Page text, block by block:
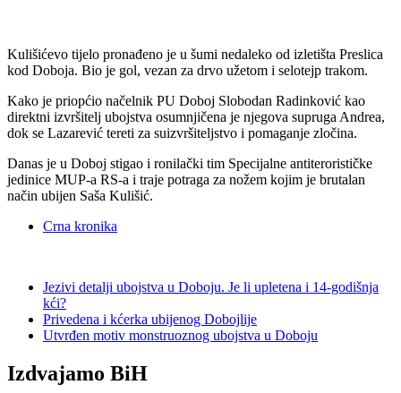
Kulišićevo tijelo pronađeno je u šumi nedaleko od izletišta Preslica
kod Doboja. Bio je gol, vezan za drvo užetom i selotejp trakom.
Kako je priopćio načelnik PU Doboj Slobodan Radinković kao
direktni izvršitelj ubojstva osumnjičena je njegova supruga Andrea,
dok se Lazarević tereti za suizvršiteljstvo i pomaganje zločina.
Danas je u Doboj stigao i ronilački tim Specijalne antiterorističke
jedinice MUP-a RS-a i traje potraga za nožem kojim je brutalan
način ubijen Saša Kulišić.
Crna kronika
Jezivi detalji ubojstva u Doboju. Je li upletena i 14-godišnja
kći?
Privedena i kćerka ubijenog Dobojlije
Utvrđen motiv monstruoznog ubojstva u Doboju
Izdvajamo BiH